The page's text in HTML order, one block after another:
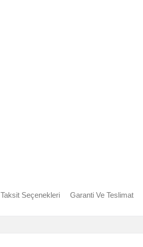
Taksit Seçenekleri Garanti Ve Teslimat